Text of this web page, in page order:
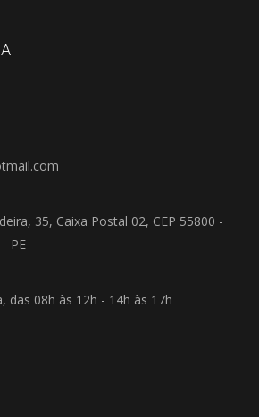
35, Caixa Postal 02, CEP 55800 -
PE
das 08h às 12h - 14h às 17h